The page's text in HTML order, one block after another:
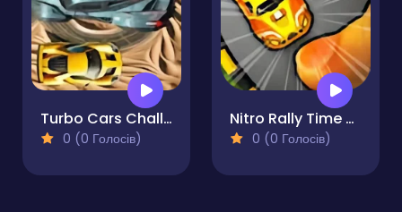
Turbo Cars Challenge
0 (0 Голосів)
Nitro Rally Time Attack 2
0 (0 Голосів)